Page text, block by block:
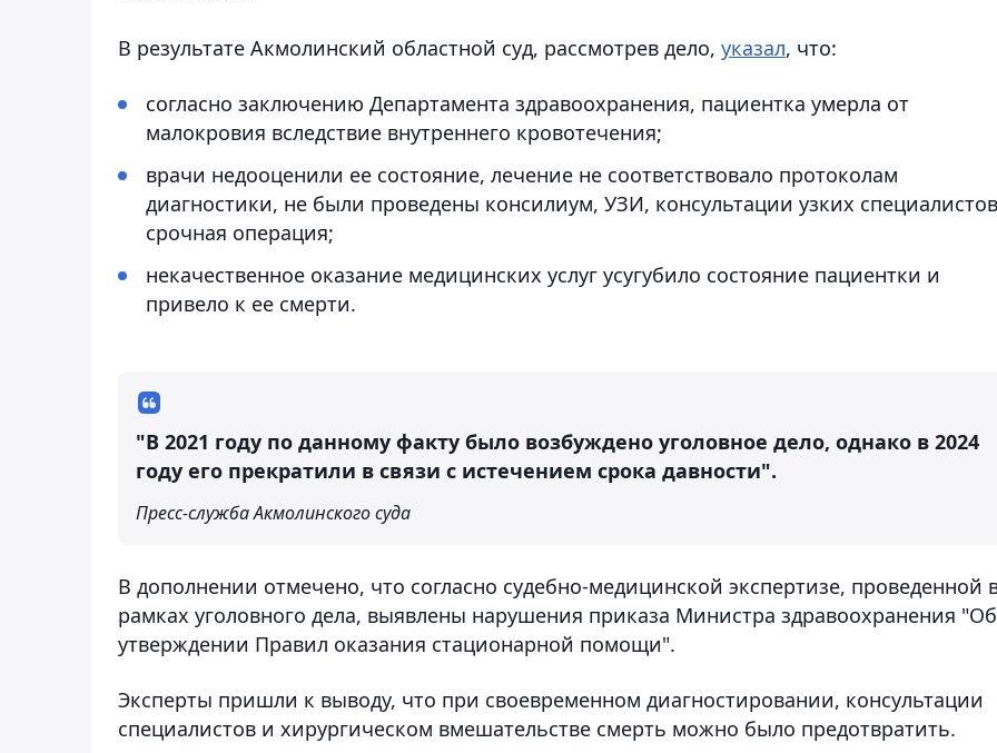
В результате Акмолинский областной суд, рассмотрев дело, указал, что:
согласно заключению Департамента здравоохранения, пациентка умерла от
малокровия вследствие внутреннего кровотечения;
врачи недооценили ее состояние, лечение не соответствовало протоколам
диагностики, не были проведены консилиум, УЗИ, консультации узких
срочная операция;
некачественное оказание медицинских услуг усугубило состояние пациентки и
привело к ее смерти.
"В 2021 году по данному факту было возбуждено уголовное дело, однако в 2024
году его прекратили в связи с истечением срока давности".
Пресс-служба Акмолинского суда
В дополнении отмечено, что согласно судебно-медицинской экспертизе, проведенной
рамках уголовного дела, выявлены нарушения приказа Министра здравоохранения "Об
утверждении Правил оказания стационарной помощи".
Эксперты пришли к выводу, что при своевременном диагностировании, консультации
специалистов и хирургическом вмешательстве смерть можно было предотвратить.